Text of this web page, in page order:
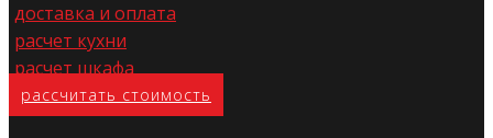
доставка и оплата
расчет кухни
расчет шкафа
расс​читать стоимость